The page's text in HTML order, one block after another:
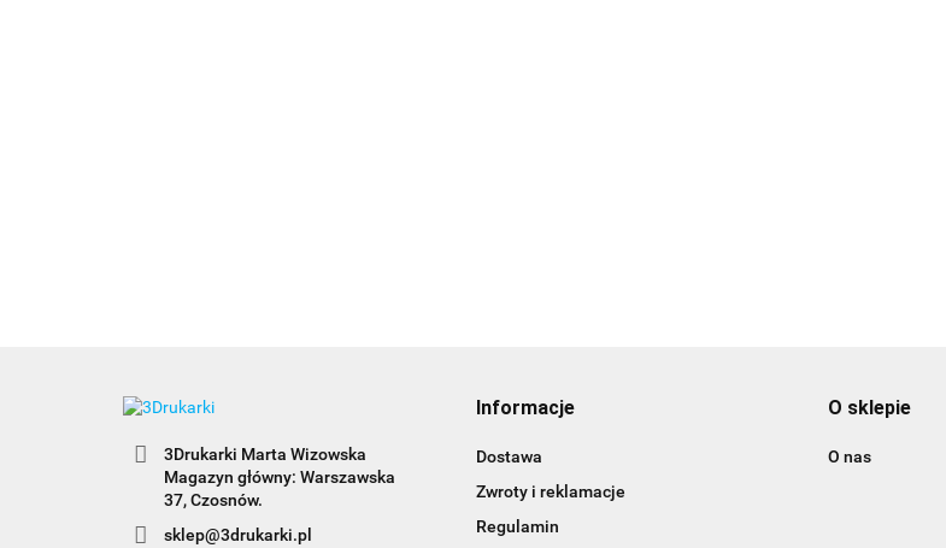
3Drukarki Marta Wizowska
Magazyn główny: Warszawska
sklep@3drukarki.pl
Informacje
Dostawa
Zwroty i reklamacje
Regulamin
O sklepie
O nas